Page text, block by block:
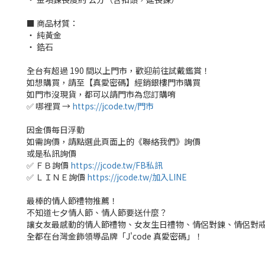
■ 商品材質：
‧ 純黃金
‧ 鋯石
全台有超過 190 間以上門市，歡迎前往試戴鑑賞！
如想購買，請至【真愛密碼】經銷銀樓門市購買
如門市沒現貨，都可以請門市為您訂購唷
✅ 哪裡買 → https://jcode.tw/門市
因金價每日浮動
如需詢價，請點選此頁面上的《聯絡我們》詢價
或是私訊詢價
✅ ＦＢ詢價 https://jcode.tw/FB私訊
✅ ＬＩＮＥ詢價 https://jcode.tw/加入LINE
最棒的情人節禮物推薦！
不知道七夕情人節、情人節要送什麼？
讓女友最感動的情人節禮物、女友生日禮物、情侶對鍊、情侶對
全都在台灣金飾領導品牌「J'code 真愛密碼」！